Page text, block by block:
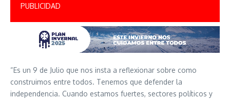
PUBLICIDAD
“Es un 9 de Julio que nos insta a reflexionar sobre como
construimos entre todos. Tenemos que defender la
independencia. Cuando estamos fuertes, sectores políticos y